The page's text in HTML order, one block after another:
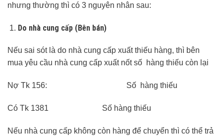
nhưng thường thì có 3 nguyên nhân sau:
Do nhà cung cấp (Bên bán)
Nếu sai sót là do nhà cung cấp xuất thiếu hàng, thì bên
mua yêu cầu nhà cung cấp xuất nốt số hàng thiếu còn lại
Nợ Tk 156: Số hàng thiếu
Có Tk 1381 Số hàng thiếu
Nếu nhà cung cấp không còn hàng để chuyển thì có thể trả